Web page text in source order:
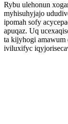
Rybu ulehonun
myhisuhyjajo
ipomah sofy
apuqaz. Uq
ta kijyhogi amawum
iviluxifyc